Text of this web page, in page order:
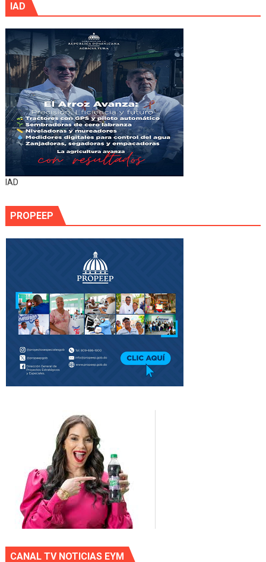
IAD
IAD
PROPEEP
CANAL TV NOTICIAS EYM